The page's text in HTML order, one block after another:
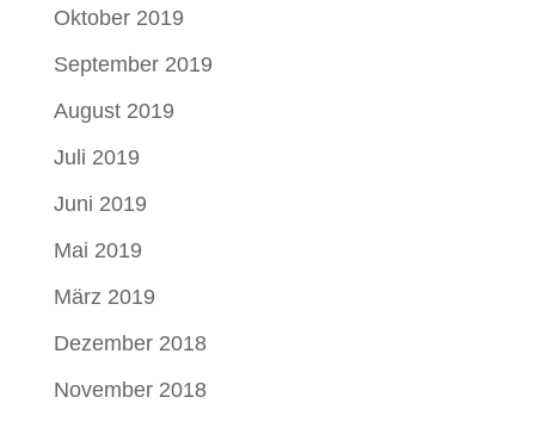
Oktober 2019
September 2019
August 2019
Juli 2019
Juni 2019
Mai 2019
März 2019
Dezember 2018
November 2018